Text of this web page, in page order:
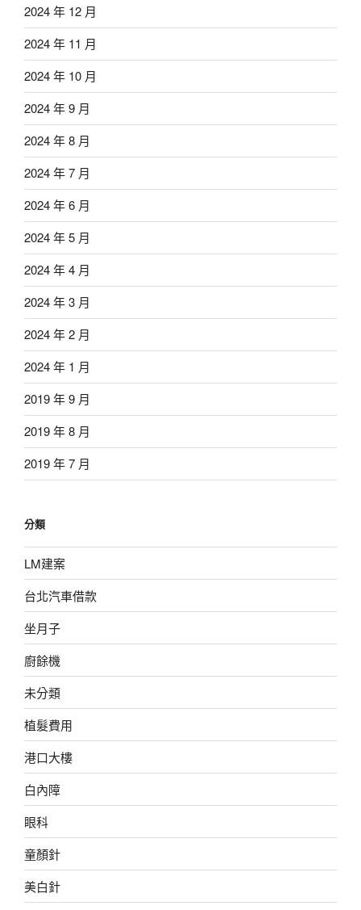
2024 年 12 月
2024 年 11 月
2024 年 10 月
2024 年 9 月
2024 年 8 月
2024 年 7 月
2024 年 6 月
2024 年 5 月
2024 年 4 月
2024 年 3 月
2024 年 2 月
2024 年 1 月
2019 年 9 月
2019 年 8 月
2019 年 7 月
分類
LM建案
台北汽車借款
坐月子
廚餘機
未分類
植髮費用
港口大樓
白內障
眼科
童顏針
美白針